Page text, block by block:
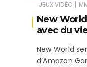
JEUX VIDÉO |
New
avec du
New World
d’Amazon